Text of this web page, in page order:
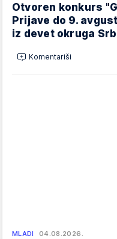
Otvoren konkurs
Prijave do 9.
iz devet okruga
Komentariši
MLADI 04.08.2026.